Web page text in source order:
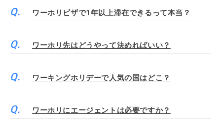
ワーホリビザで1年以上滞在できるって本当？
ワーホリ先はどうやって決めればいい？
ワーキングホリデーで人気の国はどこ？
ワーホリにエージェントは必要ですか？